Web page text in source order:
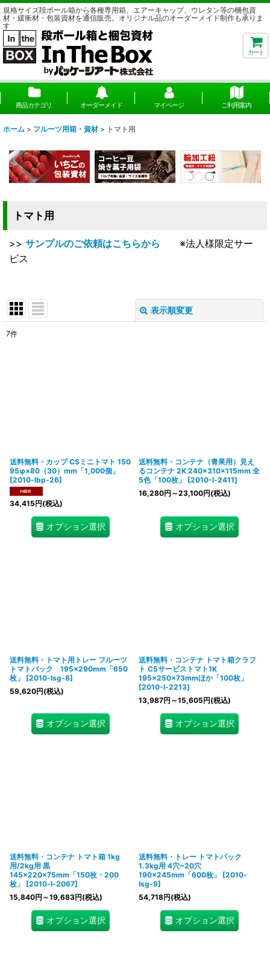
規格サイズ段ボール箱から各種専用箱。エアーキャップ、ウレタン等の梱包資
材・緩衝材・包装資材を通信販売。オリジナル品のオーダーメイド制作も承りま
す
カート
商品カテゴリ オーダーメイド マイページ ご利用案内
ホーム > フルーツ用箱・資材 > トマト用
トマト用
>> サンプルのご依頼はこちらから ※法人様限定サー
ビス
表示順変更
7件
送料無料・カップ CSミニトマト 150
95φ×80（30）mm「1,000個」
[2010-lbp-26]
34,415円(税込)
オプション選択
送料無料・コンテナ（青果用）見え
るコンテナ 2K 240×310×115mm 全
5色「100枚」
[2010-l-2411]
16,280円 ～23,100円(税込)
オプション選択
送料無料・トマト用トレー フルーツ
トマトパック 195×290mm「650
枚」
[2010-lsg-8]
59,620円(税込)
オプション選択
送料無料・コンテナ トマト箱クラフ
ト C5サービストマト1K
195×250×73mmほか「100枚」
[2010-l-2213]
13,987円 ～15,605円(税込)
オプション選択
送料無料・コンテナ トマト箱 1kg
用/2kg用 黒
145×220×75mm「150枚・200
枚」
[2010-l-2067]
15,840円 ～19,683円(税込)
オプション選択
送料無料・トレー トマトパック
1.3kg用 4穴~20穴
190×245mm「600枚」
[2010-
lsg-9]
54,718円(税込)
オプション選択